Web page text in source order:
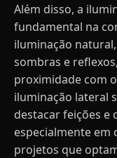
Além disso, a
fundamental na
iluminação
sombras e
proximidade com
iluminação lateral
destacar feições
especialmente em
projetos que